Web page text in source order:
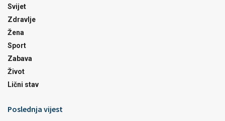
Svijet
Zdravlje
Žena
Sport
Zabava
Život
Lični stav
Poslednja vijest